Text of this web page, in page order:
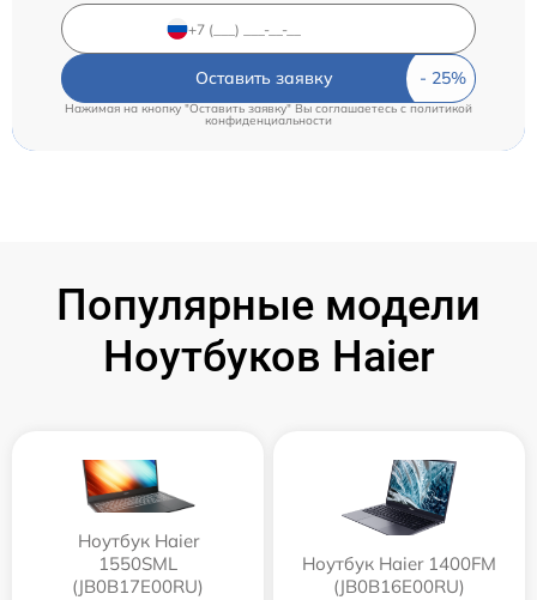
Оставить заявку
Нажимая на кнопку "Оставить заявку" Вы соглашаетесь c политикой
конфиденциальности
Популярные модели
Ноутбуков Haier
Ноутбук Haier
1550SML
(JB0B17E00RU)
Ноутбук Haier 1400FM
(JB0B16E00RU)